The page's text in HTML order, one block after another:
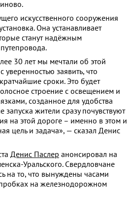
искусственного сооружения
Она устанавливает
станут надёжным
30 лет мы мечтали об этой
заявить, что
сроки. Это будет
строение с освещением и
созданное для удобства
запуска жители сразу почувствуют
на этой дороге – именно в этом и
цель и задача», — сказал Денис
Денис Паслер анонсировал на
Уральского. Свердловчане
на то, что вынуждены часами
на железнодорожном